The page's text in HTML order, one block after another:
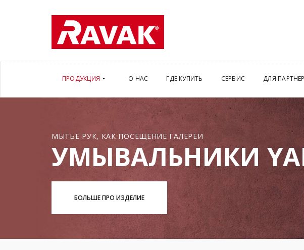
ПРОДУКЦИЯ О НАС ГДЕ КУПИТЬ СЕРВИС ДЛЯ
МЫТЬЕ РУК, КАК ПОСЕЩЕНИЕ ГАЛЕРЕИ
УМЫВАЛЬНИКИ
БОЛЬШЕ ПРО ИЗДЕЛИЕ